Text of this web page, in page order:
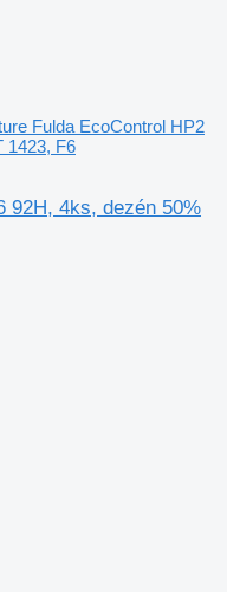
Fulda EcoControl HP2
1423, F6
92H, 4ks, dezén 50%